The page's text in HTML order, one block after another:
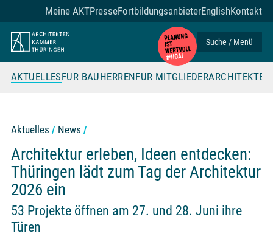
Zum Seiteninhalt
Suche / Menü
AKTUELLESFÜR BAUHERRENFÜR MITGLIEDER
Meine AKTPresseFortbildungsanbieterEnglishKontakt
Aktuelles News
Architektur erleben, Ideen entdecken:
Thüringen lädt zum Tag der Architektur
2026 ein
53 Projekte öffnen am 27. und 28. Juni ihre
Türen